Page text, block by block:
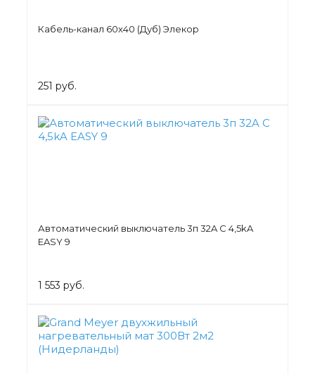
Кабель-канал 60х40 (Дуб) Элекор
251 руб.
Автоматический выключатель 3п 32A C 4,5kA
EASY 9
1 553 руб.